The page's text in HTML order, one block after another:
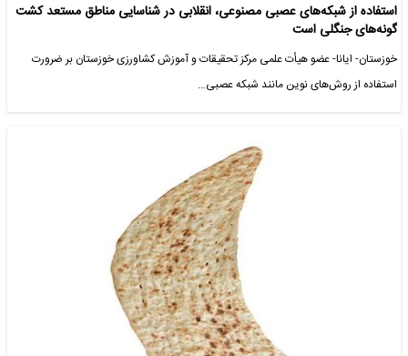
استفاده از شبکه‌های عصبی مصنوعی، انقلابی در شناسایی مناطق مستعد کشت
گونه‌های جنگلی است
خوزستان- ایانا- عضو هیأت علمی مرکز تحقیقات و آموزش کشاورزی خوزستان بر ضرورت
استفاده از روش‌های نوین مانند شبکه عصبی…